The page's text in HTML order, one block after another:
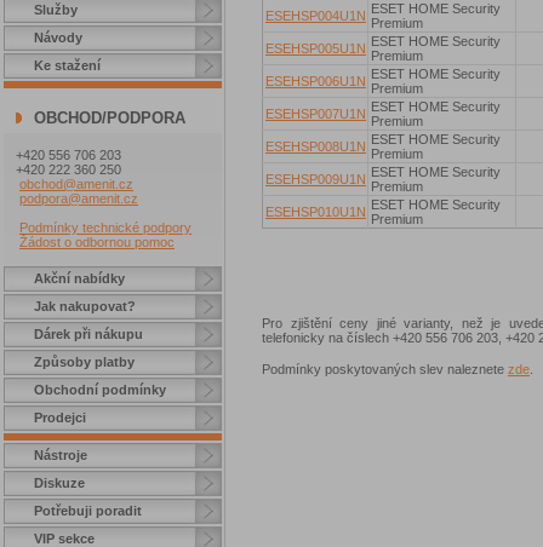
Služby
Návody
Ke stažení
OBCHOD/PODPORA
+420 556 706 203
+420 222 360 250
obchod@amenit.cz
podpora@amenit.cz
Podmínky technické podpory
Žádost o odbornou pomoc
Akční nabídky
Jak nakupovat?
Dárek při nákupu
Způsoby platby
Obchodní podmínky
Prodejci
Nástroje
Diskuze
Potřebuji poradit
VIP sekce
ESEHSP004U1N ESET HOME Security
Premium
ESEHSP005U1N ESET HOME Security
Premium
ESEHSP006U1N ESET HOME Security
Premium
ESEHSP007U1N ESET HOME Security
Premium
ESEHSP008U1N ESET HOME Security
Premium
ESEHSP009U1N ESET HOME Security
Premium
ESEHSP010U1N ESET HOME Security
Premium
Pro zjištění ceny jiné varianty, než je
telefonicky na číslech +420 556 706 203, +420
Podmínky poskytovaných slev naleznete zde